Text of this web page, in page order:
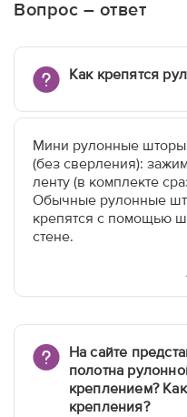
Вопрос – ответ
Как крепятся
Мини рулонные шторы
(без сверления):
ленту (в комплекте
Обычные рулонные
крепятся с помощью
стене.
На сайте
полотна
креплением?
крепления?